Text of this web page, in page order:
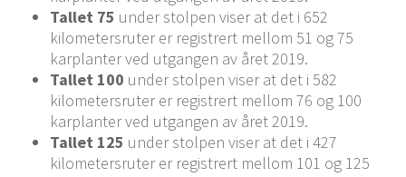
Tallet 75 under stolpen viser at det i 652
kilometersruter er registrert mellom 51 og 75
karplanter ved utgangen av året 2019.
Tallet 100 under stolpen viser at det i 582
kilometersruter er registrert mellom 76 og 100
karplanter ved utgangen av året 2019.
Tallet 125 under stolpen viser at det i 427
kilometersruter er registrert mellom 101 og 125